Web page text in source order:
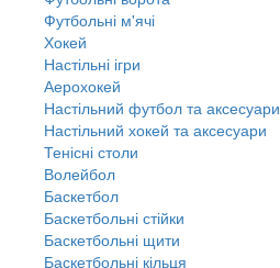
Футбольні м'ячі
Хокей
Настільні ігри
Аерохокей
Настільний футбол та аксесуари
Настільний хокей та аксесуари
Тенісні столи
Волейбол
Баскетбол
Баскетбольні стійки
Баскетбольні щити
Баскетбольні кільця